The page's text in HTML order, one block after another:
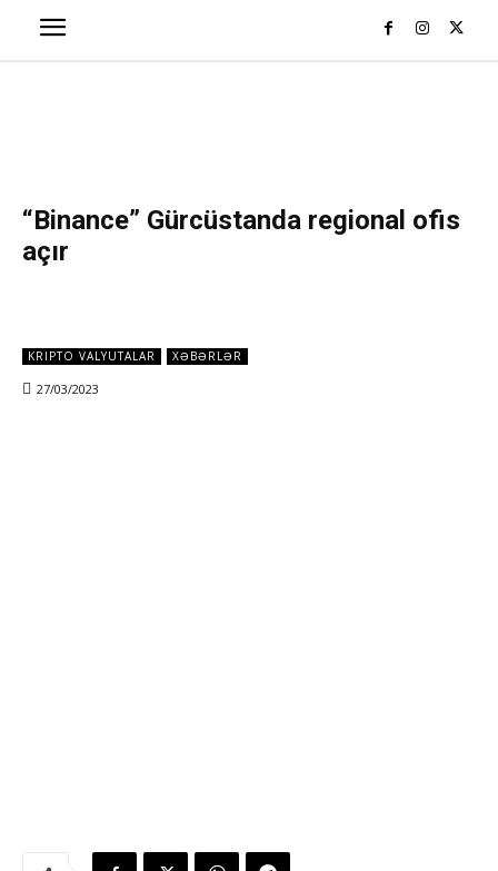
“Binance” Gürcüstanda regional ofis
açır
KRIPTO VALYUTALAR XƏBƏRLƏR
27/03/2023